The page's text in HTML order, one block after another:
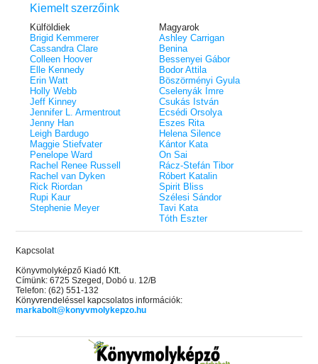
Kiemelt szerzőink
Külföldiek
Brigid Kemmerer
Cassandra Clare
Colleen Hoover
Elle Kennedy
Erin Watt
Holly Webb
Jeff Kinney
Jennifer L. Armentrout
Jenny Han
Leigh Bardugo
Maggie Stiefvater
Penelope Ward
Rachel Renee Russell
Rachel van Dyken
Rick Riordan
Rupi Kaur
Stephenie Meyer
Magyarok
Ashley Carrigan
Benina
Bessenyei Gábor
Bodor Attila
Böszörményi Gyula
Cselenyák Imre
Csukás István
Ecsédi Orsolya
Eszes Rita
Helena Silence
Kántor Kata
On Sai
Rácz-Stefán Tibor
Róbert Katalin
Spirit Bliss
Szélesi Sándor
Tavi Kata
Tóth Eszter
Kapcsolat
Könyvmolyképző Kiadó Kft.
Címünk: 6725 Szeged, Dobó u. 12/B
Telefon: (62) 551-132
Könyvrendeléssel kapcsolatos információk:
markabolt@konyvmolykepzo.hu